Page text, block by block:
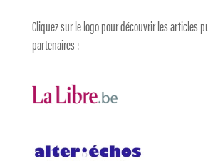
Cliquez sur le logo pour découvrir les articles
partenaires :